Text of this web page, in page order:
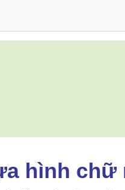
hình chữ